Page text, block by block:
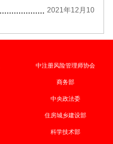
2021年12月10
中注册风险管理师协会
商务部
中央政法委
住房城乡建设部
科学技术部